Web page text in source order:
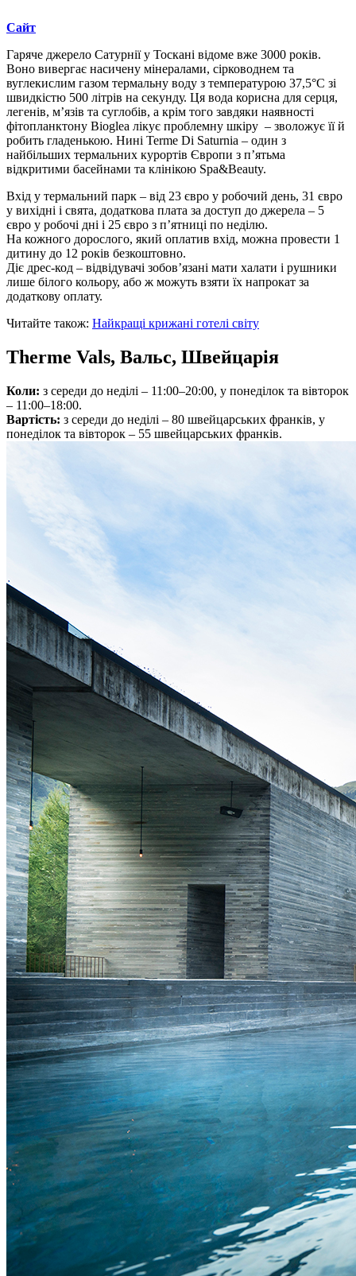
Сайт
Гаряче джерело Сатурнії у Тоскані відоме вже 3000 років.
Воно вивергає насичену мінералами, сірководнем та
вуглекислим газом термальну воду з температурою 37,5°C зі
швидкістю 500 літрів на секунду. Ця вода корисна для серця,
легенів, м’язів та суглобів, а крім того завдяки наявності
фітопланктону Bioglea лікує проблемну шкіру – зволожує її й
робить гладенькою. Нині Terme Di Saturnia – один з
найбільших термальних курортів Європи з п’ятьма
відкритими басейнами та клінікою Spa&Beauty.
Вхід у термальний парк – від 23 євро у робочий день, 31 євро
у вихідні і свята, додаткова плата за доступ до джерела – 5
євро у робочі дні і 25 євро з п’ятниці по неділю.
На кожного дорослого, який оплатив вхід, можна провести 1
дитину до 12 років безкоштовно.
Діє дрес-код – відвідувачі зобов’язані мати халати і рушники
лише білого кольору, або ж можуть взяти їх напрокат за
додаткову оплату.
Читайте також: Найкращі крижані готелі світу
Therme Vals, Вальс, Швейцарія
Коли: з середи до неділі – 11:00–20:00, у понеділок та вівторок
– 11:00–18:00.
Вартість: з середи до неділі – 80 швейцарських франків, у
понеділок та вівторок – 55 швейцарських франків.